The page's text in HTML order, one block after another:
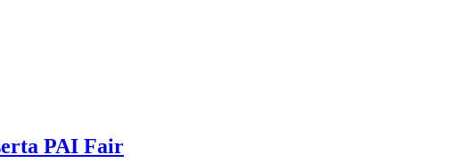
PAI Fair